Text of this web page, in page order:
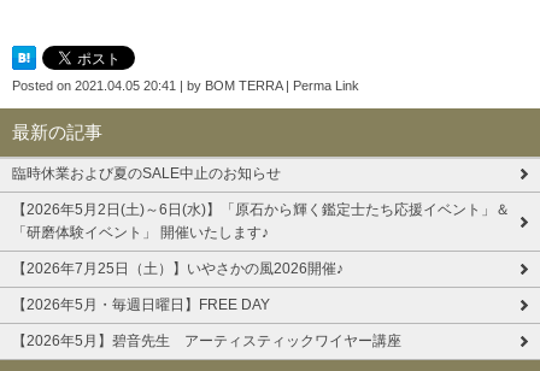
Posted on 2021.04.05 20:41 | by BOM TERRA| Perma Link
最新の記事
臨時休業および夏のSALE中止のお知らせ
【2026年5月2日(土)～6日(水)】「原石から輝く鑑定士たち応援イベント」＆
「研磨体験イベント」 開催いたします♪
【2026年7月25日（土）】いやさかの風2026開催♪
【2026年5月・毎週日曜日】FREE DAY
【2026年5月】碧音先生 アーティスティックワイヤー講座